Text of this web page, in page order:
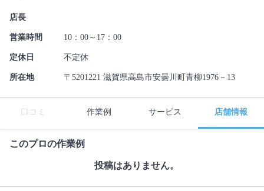
店長
営業時間 10：00～17：00
定休日 不定休
所在地 〒5201221 滋賀県高島市安曇川町青柳1976－13
口コミ 作業例 サービス 店舗情報
このプロの作業例
投稿はありません。